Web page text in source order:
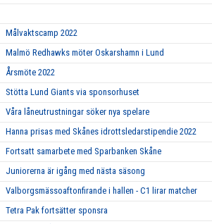
Målvaktscamp 2022
Malmö Redhawks möter Oskarshamn i Lund
Årsmöte 2022
Stötta Lund Giants via sponsorhuset
Våra låneutrustningar söker nya spelare
Hanna prisas med Skånes idrottsledarstipendie 2022
Fortsatt samarbete med Sparbanken Skåne
Juniorerna är igång med nästa säsong
Valborgsmässoaftonfirande i hallen - C1 lirar matcher
Tetra Pak fortsätter sponsra